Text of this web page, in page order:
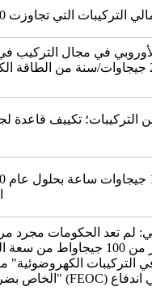
التي تجاوزت 50 جيجاوات ساعة
في مجال التركيب في
هناك حاجة إلى أكثر من 22 جيجاوات/سنة من
العالمية من خلال الحجم
الكهروضوئية" من